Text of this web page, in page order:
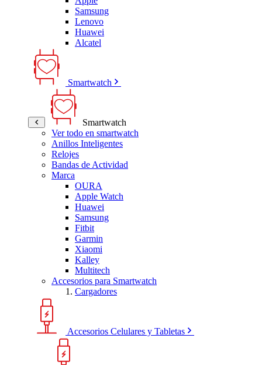
Samsung
Lenovo
Huawei
Alcatel
Smartwatch
Smartwatch
Ver todo en smartwatch
Anillos Inteligentes
Relojes
Bandas de Actividad
Marca
OURA
Apple Watch
Huawei
Samsung
Fitbit
Garmin
Xiaomi
Kalley
Multitech
Accesorios para Smartwatch
Cargadores
Accesorios Celulares y Tabletas